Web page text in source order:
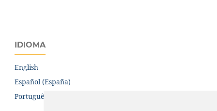
IDIOMA
English
Español (España)
Português (Brasil)